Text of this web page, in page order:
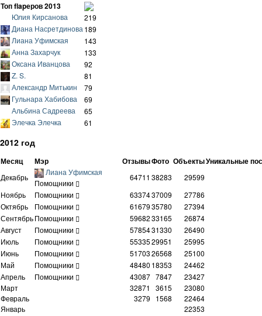
Топ flapеров 2013
Юлия Кирсанова
219
Диана Насретдинова 189
Лиана Уфимская
143
Анна Захарчук
133
Оксана Иванцова
92
Z. S.
81
Александр Митькин
79
Гульнара Хабибова
69
Альбина Садреева
65
Элечка Элечка
61
2012 год
Месяц Мэр ОтзывыФото ОбъектыУникальные
Декабрь
Лиана Уфимская
Помощники
64711 38283
29599
Ноябрь
Помощники 6337437009
27786
Октябрь
Помощники 6167935780
27394
СентябрьПомощники 5968233165
26874
Август
Помощники 5785431330
26490
Июль
Помощники 5533529951
25995
Июнь
Помощники 5170326568
25100
Май
Помощники 48480 18353
24462
Апрель
Помощники 43087 7847
23427
Март
32871 3615
23080
Февраль
3279 1568
22464
Январь
22353